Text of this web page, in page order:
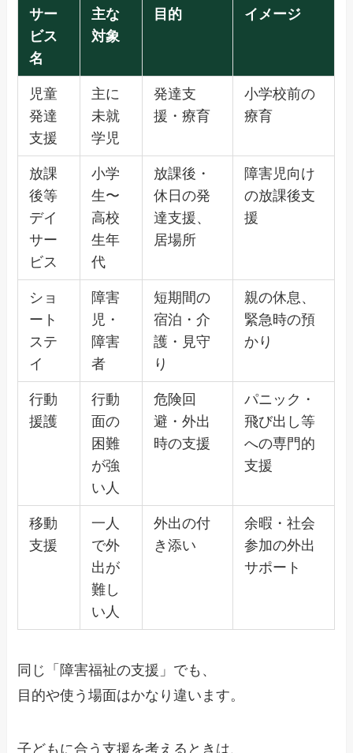
サー
ビス
名
主な
対象
目的 イメージ
児童
発達
支援
主に
未就
学児
発達支
援・療育
小学校前の
療育
放課
後等
デイ
サー
ビス
小学
生〜
高校
生年
代
放課後・
休日の発
達支援、
居場所
障害児向け
の放課後支
援
ショ
ート
ステ
イ
障害
児・
障害
者
短期間の
宿泊・介
護・見守
り
親の休息、
緊急時の預
かり
行動
援護
行動
面の
困難
が強
い人
危険回
避・外出
時の支援
パニック・
飛び出し等
への専門的
支援
移動
支援
一人
で外
出が
難し
い人
外出の付
き添い
余暇・社会
参加の外出
サポート
同じ「障害福祉の支援」でも、
目的や使う場面はかなり違います。
子どもに合う支援を考えるときは、